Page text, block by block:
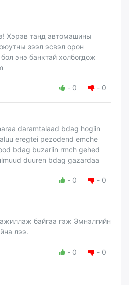
Хэрэв танд автомашины
зээл эсвэл орон
энэ банктай холбогдож
- 0 - 0
daramtalaad bdag hogiin
eregtei pezodend emche
bdag buzariin rmch gehed
duuren bdag gazardaa
- 0 - 0
байгаа гэж Эмнэлгийн
лээ.
- 0 - 0